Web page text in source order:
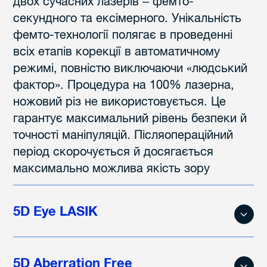
секундного та ексімерного. Унікальність
фемто-технології полягає в проведенні
всіх етапів корекції в автоматичному
режимі, повністю виключаючи «людський
фактор». Процедура на 100% лазерна,
ножовий різ не використовується. Це
гарантує максимальний рівень безпеки й
точності маніпуляцій. Післяопераційний
період скорочується й досягається
максимально можлива якість зору
5D Eye LASIK
5D Aberration Free